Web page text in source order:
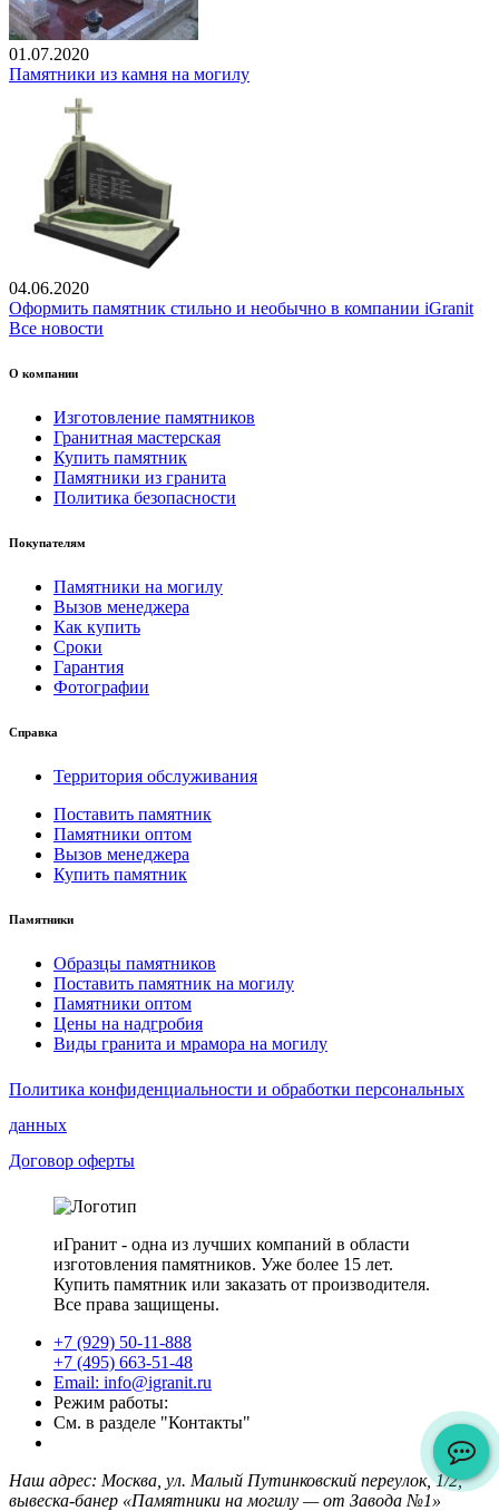
01.07.2020
Памятники из камня на могилу
04.06.2020
Оформить памятник стильно и необычно в компании iGranit
Все новости
О компании
Изготовление памятников
Гранитная мастерская
Купить памятник
Памятники из гранита
Политика безопасности
Покупателям
Памятники на могилу
Вызов менеджера
Как купить
Сроки
Гарантия
Фотографии
Справка
Территория обслуживания
Поставить памятник
Памятники оптом
Вызов менеджера
Купить памятник
Памятники
Образцы памятников
Поставить памятник на могилу
Памятники оптом
Цены на надгробия
Виды гранита и мрамора на могилу
Политика конфиденциальности и обработки персональных
данных
Договор оферты
иГранит - одна из лучших компаний в области
изготовления памятников. Уже более 15 лет.
Купить памятник или заказать от производителя.
Все права защищены.
+7 (929) 50-11-888
+7 (495) 663-51-48
Email: info@igranit.ru
Режим работы:
См. в разделе "Контакты"
Наш адрес: Москва, ул. Малый Путинковский переулок, 1/2,
вывеска-банер «Памятники на могилу — от Завода №1»